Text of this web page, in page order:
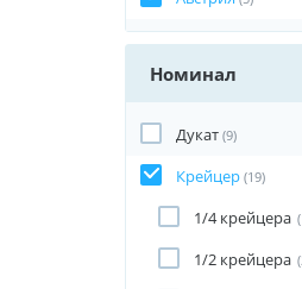
Номинал
Дукат (9)
Крейцер (19)
1/4 крейцера
1/2 крейцера